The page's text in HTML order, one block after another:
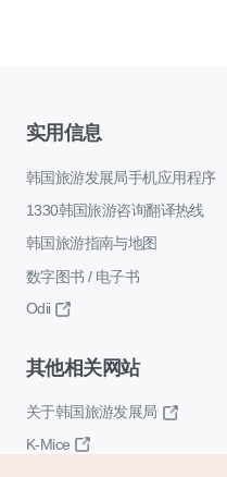
实用信息
韩国旅游发展局手机应用程序
1330韩国旅游咨询翻译热线
韩国旅游指南与地图
数字图书 / 电子书
Odii
其他相关网站
关于韩国旅游发展局
K-Mice